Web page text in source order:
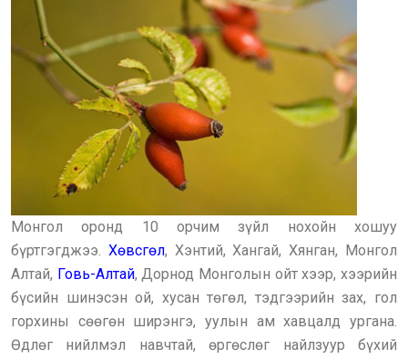
Монгол оронд 10 орчим зүйл нохойн хошуу
бүртгэгджээ. Хөвсгөл, Хэнтий, Хангай, Хянган, Монгол
Алтай, Говь-Алтай, Дорнод Монголын ойт хээр, хээрийн
бүсийн шинэсэн ой, хусан төгөл, тэдгээрийн зах, гол
горхины сөөгөн ширэнгэ, уулын ам хавцалд ургана.
Өдлөг нийлмэл навчтай, өргөслөг найлзуур бүхий